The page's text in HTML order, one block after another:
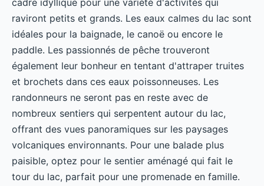
cadre idyllique pour une variété d'activités qui
raviront petits et grands. Les eaux calmes du lac sont
idéales pour la baignade, le canoë ou encore le
paddle. Les passionnés de pêche trouveront
également leur bonheur en tentant d'attraper truites
et brochets dans ces eaux poissonneuses. Les
randonneurs ne seront pas en reste avec de
nombreux sentiers qui serpentent autour du lac,
offrant des vues panoramiques sur les paysages
volcaniques environnants. Pour une balade plus
paisible, optez pour le sentier aménagé qui fait le
tour du lac, parfait pour une promenade en famille.